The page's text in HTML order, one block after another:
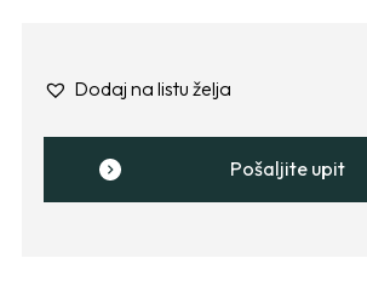
Dodaj na listu želja
Pošaljite upit